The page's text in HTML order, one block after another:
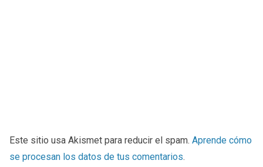
Este sitio usa Akismet para reducir el spam. Aprende cómo
se procesan los datos de tus comentarios.